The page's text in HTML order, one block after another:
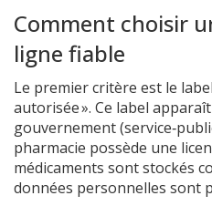
Comment choisir
ligne fiable
Le premier critère est le
autorisée ». Ce label
gouvernement
pharmacie possède une
médicaments sont stockés
données personnelles sont